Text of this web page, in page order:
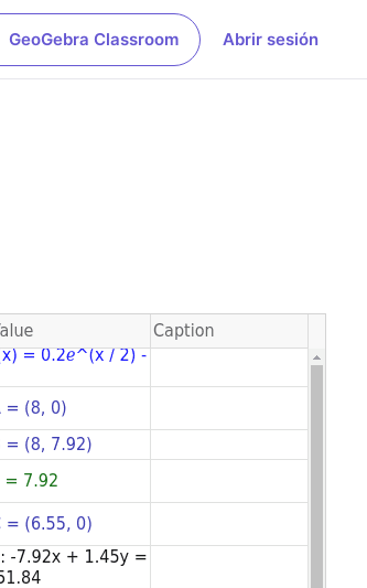
GeoGebra Classroom Abrir sesión